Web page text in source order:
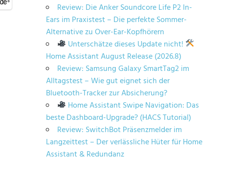
Review: Die Anker Soundcore Life P2 In-
Ears im Praxistest – Die perfekte Sommer-
Alternative zu Over-Ear-Kopfhörern
Unterschätze dieses Update nicht!
Home Assistant August Release (2026.8)
Review: Samsung Galaxy SmartTag2 im
Alltagstest – Wie gut eignet sich der
Bluetooth-Tracker zur Absicherung?
Home Assistant Swipe Navigation: Das
beste Dashboard-Upgrade? (HACS Tutorial)
Review: SwitchBot Präsenzmelder im
Langzeittest – Der verlässliche Hüter für Home
Assistant & Redundanz